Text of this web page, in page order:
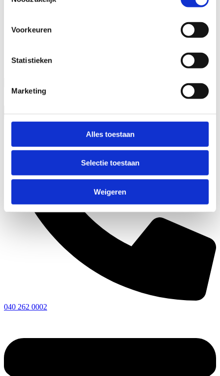
Voorkeuren
Statistieken
Marketing
Alles toestaan
Selectie toestaan
Weigeren
040 262 0002